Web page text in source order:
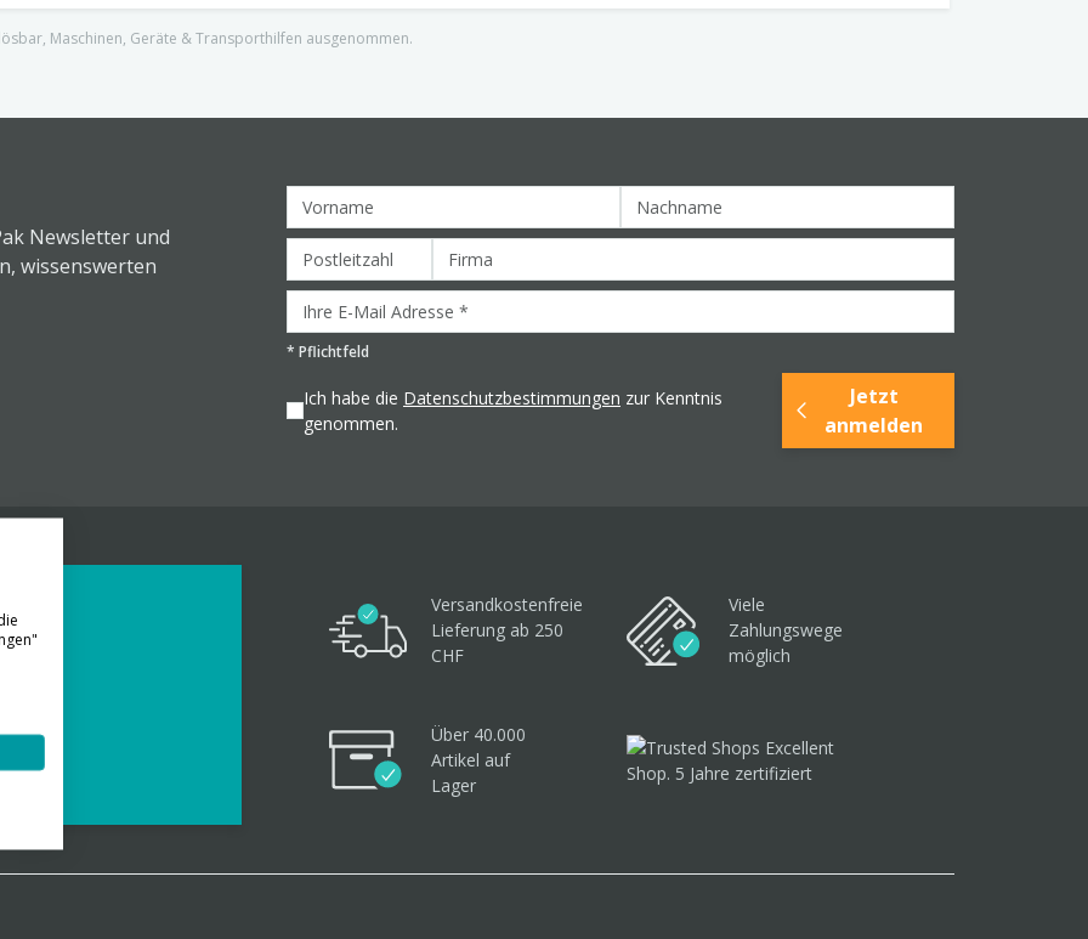
Maschinen, Geräte & Transporthilfen ausgenommen.
Newsletter und
wissenswerten
* Pflichtfeld
Ich habe die Datenschutzbestimmungen zur Kenntnis
genommen.
Jetzt
anmelden
Versandkostenfreie
Lieferung ab 250
CHF
Viele
Zahlungswege
möglich
Über 40.000
Artikel auf
Lager